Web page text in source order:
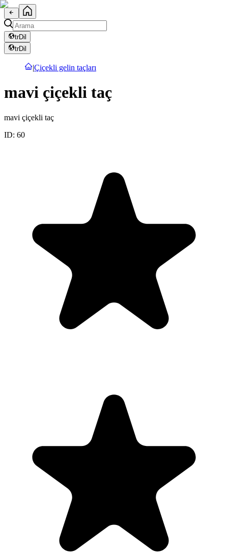
trDil
trDil
|Çiçekli gelin taçları
mavi çiçekli taç
mavi çiçekli taç
ID: 60